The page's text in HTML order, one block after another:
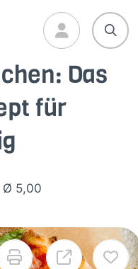
Das
für
Ø 5,00